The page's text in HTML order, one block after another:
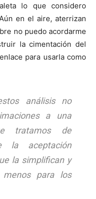
lo que considero
en el aire, aterrizan
no puedo acordarme
la cimentación del
para usarla como
análisis no
a una
tratamos de
la aceptación
la simplifican y
para los